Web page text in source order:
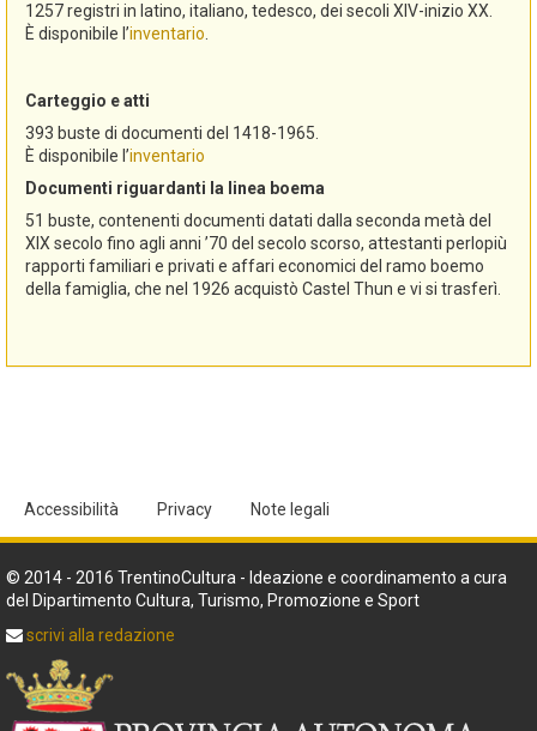
1257 registri in latino, italiano, tedesco, dei secoli XIV-inizio XX.
È disponibile l’inventario
Carteggio e atti
393 buste di documenti del 1418-1965.
È disponibile l’inventario
Documenti riguardanti la linea boema
51 buste, contenenti documenti datati dalla seconda metà del
XIX secolo fino agli anni ’70 del secolo scorso, attestanti perlopiù
rapporti familiari e privati e affari economici del ramo boemo
della famiglia, che nel 1926 acquistò Castel Thun e vi si trasferì.
Accessibilità Privacy Note legali
© 2014 - 2016 TrentinoCultura - Ideazione e coordinamento a cura
del Dipartimento Cultura, Turismo, Promozione e Sport
scrivi alla redazione